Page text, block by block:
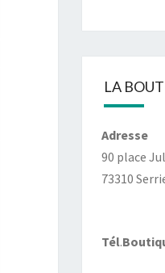
LA
Adresse
90 place
73310
Tél.